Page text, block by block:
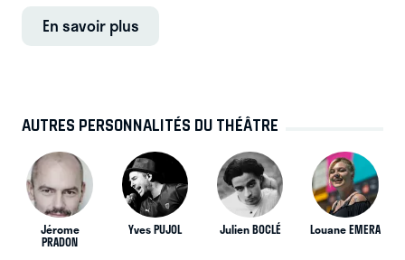
En savoir plus
AUTRES PERSONNALITÉS DU THÉÂTRE
Jérome
PRADON
Yves PUJOL Julien BOCLÉ Louane EMERA